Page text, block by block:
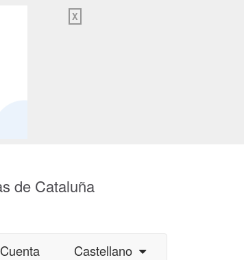
X
de Cataluña
Castellano